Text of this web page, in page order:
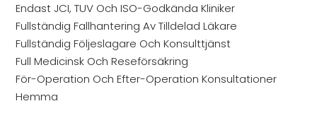
Endast JCI, TUV Och ISO-Godkända Kliniker
Fullständig Fallhantering Av Tilldelad Läkare
Fullständig Följeslagare Och Konsulttjänst
Full Medicinsk Och Reseförsäkring
För-Operation Och Efter-Operation Konsultationer
Hemma